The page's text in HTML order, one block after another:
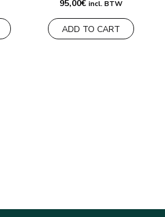
95,00€ incl. BTW
ADD TO CART